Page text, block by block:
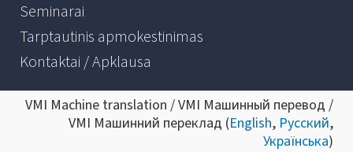
Seminarai
Tarptautinis apmokestinimas
Kontaktai / Apklausa
VMI Machine translation / VMI Машинный перевод /
VMI Машинний переклад (English, Русский,
Українська)